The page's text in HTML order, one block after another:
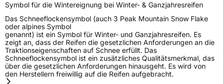
Symbol für die Wintereignung bei Winter- & Ganzjahresreifen
Das Schneeflockensymbol (auch 3 Peak Mountain Snow Flake
oder alpines Symbol
genannt) ist ein Symbol für Winter- und Ganzjahresreifen. Es
zeigt an, dass der Reifen die gesetzlichen Anforderungen an die
Traktionseigenschaften auf Schnee erfüllt. Das
Schneeflockensymbol ist ein zusätzliches Qualitätsmerkmal, das
über die gesetzlichen Anforderungen hinausgeht. Es wird von
den Herstellern freiwillig auf die Reifen aufgebracht.